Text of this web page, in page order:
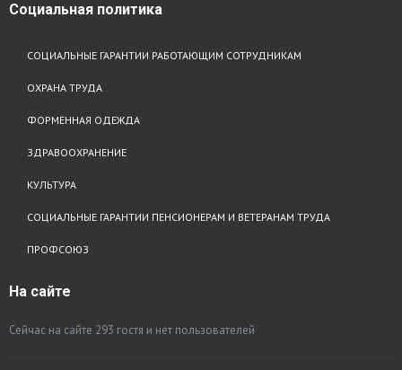
Социальная политика
СОЦИАЛЬНЫЕ ГАРАНТИИ РАБОТАЮЩИМ СОТРУДНИКАМ
ОХРАНА ТРУДА
ФОРМЕННАЯ ОДЕЖДА
ЗДРАВООХРАНЕНИЕ
КУЛЬТУРА
СОЦИАЛЬНЫЕ ГАРАНТИИ ПЕНСИОНЕРАМ И ВЕТЕРАНАМ ТРУДА
ПРОФСОЮЗ
На сайте
Сейчас на сайте 293 гостя и нет пользователей